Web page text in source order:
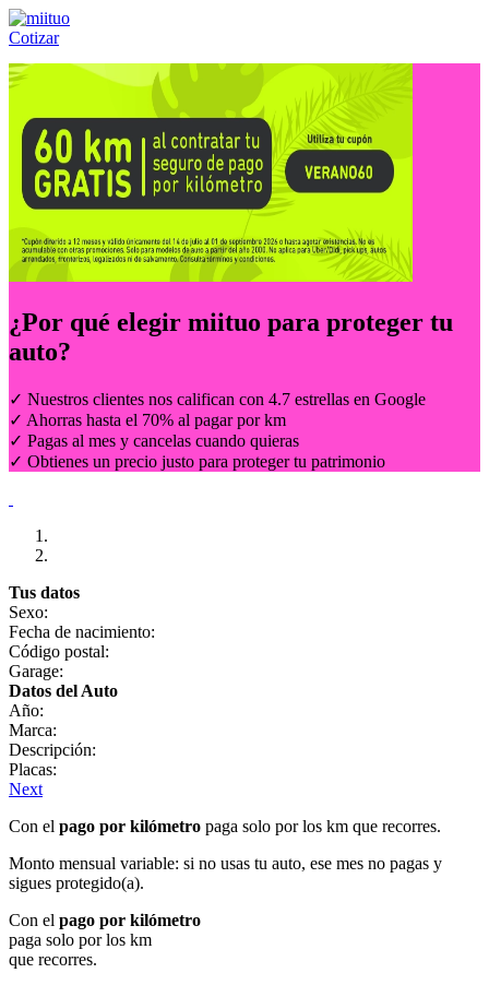
Cotizar
Llámanos al:(55) 84-21-05-00 ó
¿Por qué elegir miituo para proteger tu
auto?
✓ Nuestros clientes nos califican con 4.7 estrellas en Google
✓ Ahorras hasta el 70% al pagar por km
✓ Pagas al mes y cancelas cuando quieras
✓ Obtienes un precio justo para proteger tu patrimonio
Tus datos
Sexo:
Fecha de nacimiento:
Código postal:
Garage:
Datos del Auto
Año:
Marca:
Descripción:
Placas:
Next
Con el pago por kilómetro paga solo por los km que recorres.
Monto mensual variable: si no usas tu auto, ese mes no pagas y
sigues protegido(a).
Con el pago por kilómetro
paga solo por los km
que recorres.